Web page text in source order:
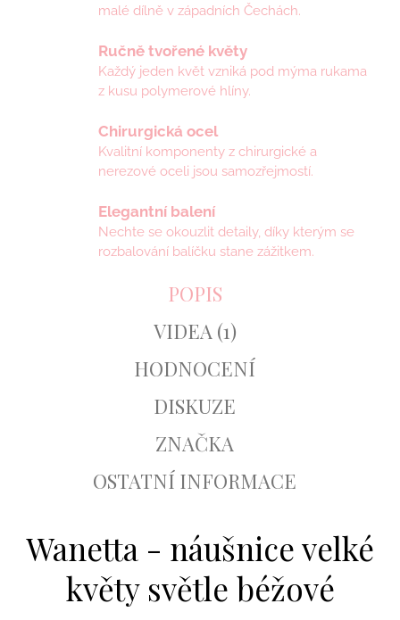
malé dílně v západních Čechách.
Ručně tvořené květy
Každý jeden květ vzniká pod mýma rukama
z kusu polymerové hlíny.
Chirurgická ocel
Kvalitní komponenty z chirurgické a
nerezové oceli jsou samozřejmostí.
Elegantní balení
Nechte se okouzlit detaily, díky kterým se
rozbalování balíčku stane zážitkem.
POPIS
VIDEA (1)
HODNOCENÍ
DISKUZE
ZNAČKA
OSTATNÍ INFORMACE
Wanetta - náušnice velké
květy světle béžové